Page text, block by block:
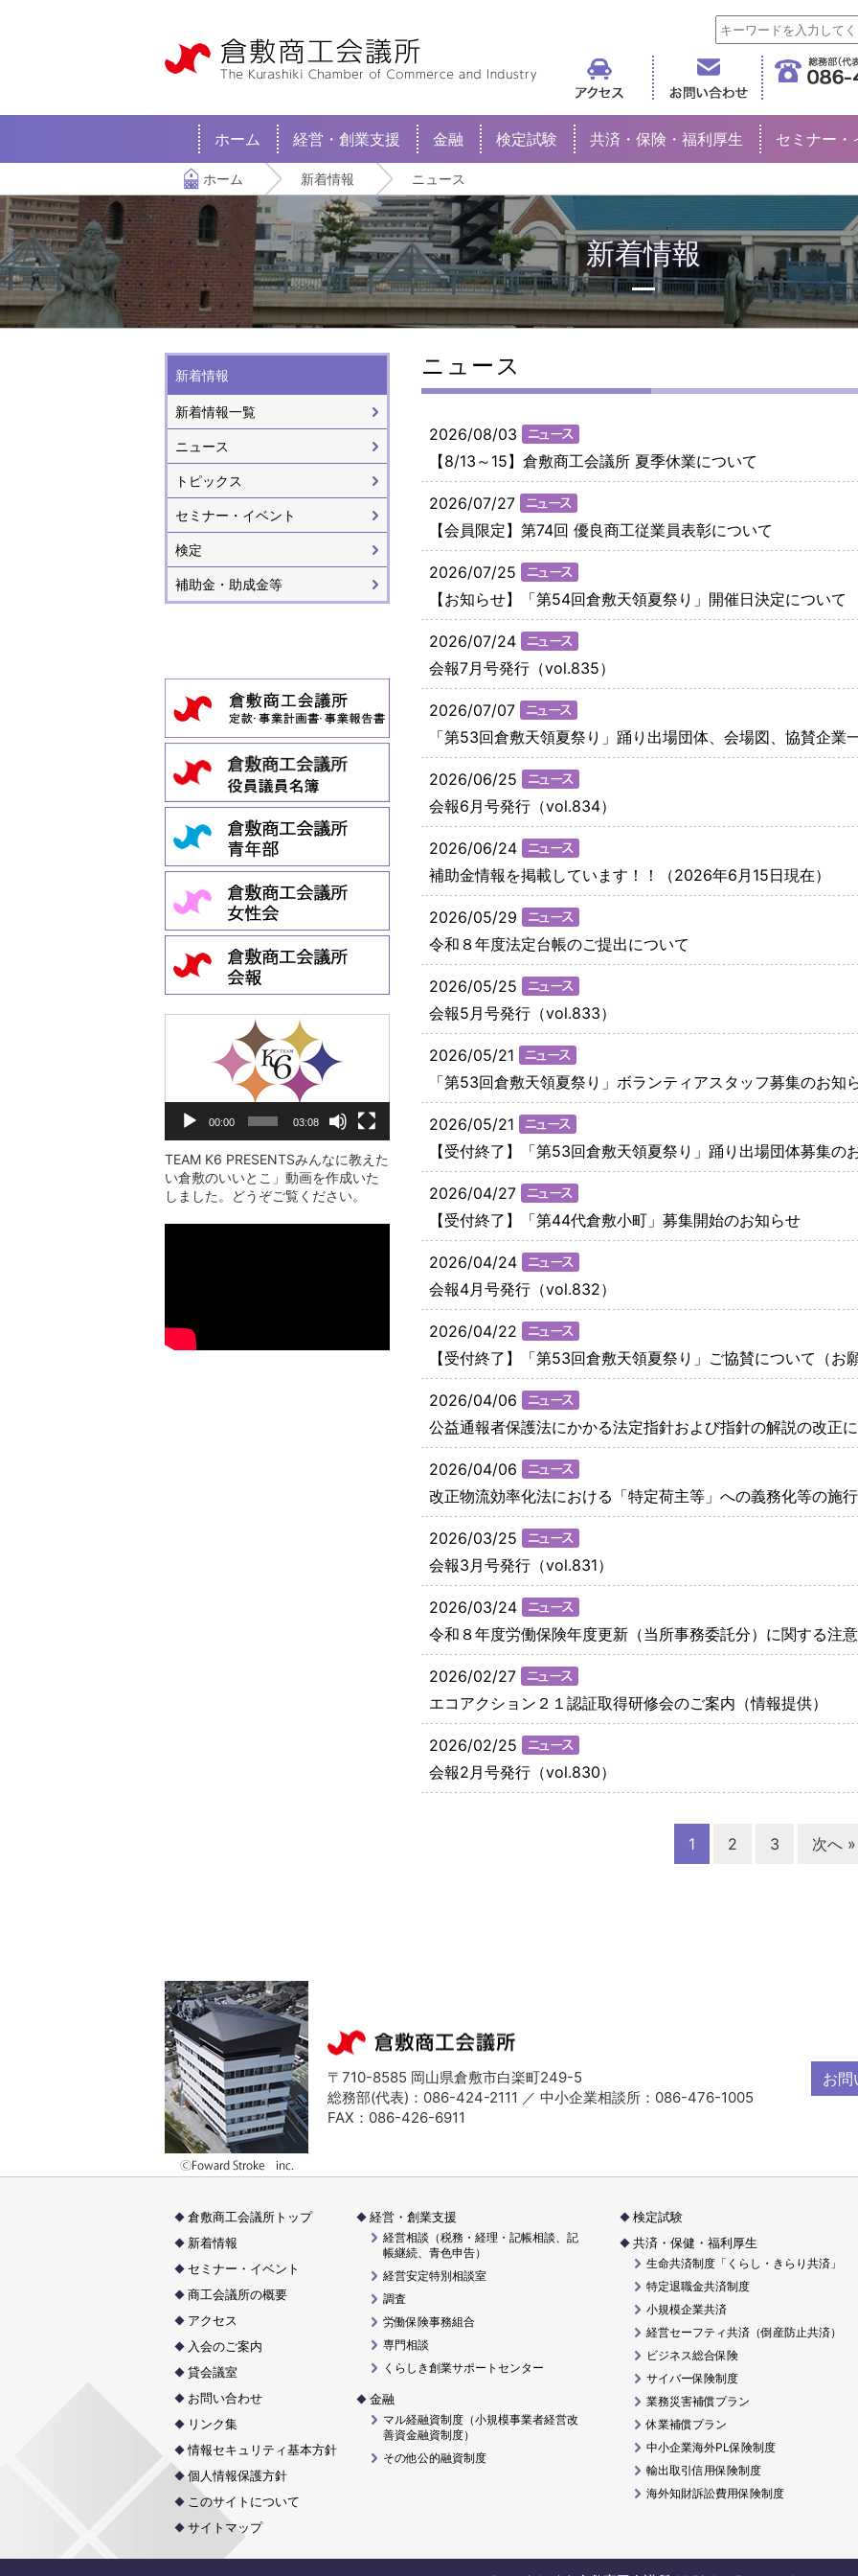
ホーム 経営・創業支援 金融 検定試験 共済・保険・福利厚生 セミナー・
ホーム 新着情報 ニュース
新着情報
ニュース
2026/08/03
【8/13～15】倉敷商工会議所 夏季休業について
2026/07/27
【会員限定】第74回 優良商工従業員表彰について
2026/07/25
【お知らせ】「第54回倉敷天領夏祭り」開催日決定について
2026/07/24
会報7月号発行（vol.835）
2026/07/07
「第53回倉敷天領夏祭り」踊り出場団体、会場図、協賛企業
2026/06/25
会報6月号発行（vol.834）
2026/06/24
補助金情報を掲載しています！！（2026年6月15日現在）
2026/05/29
令和８年度法定台帳のご提出について
2026/05/25
会報5月号発行（vol.833）
2026/05/21
「第53回倉敷天領夏祭り」ボランティアスタッフ募集のお知
2026/05/21
【受付終了】「第53回倉敷天領夏祭り」踊り出場団体募集の
2026/04/27
【受付終了】「第44代倉敷小町」募集開始のお知らせ
2026/04/24
会報4月号発行（vol.832）
2026/04/22
【受付終了】「第53回倉敷天領夏祭り」ご協賛について（お願
2026/04/06
公益通報者保護法にかかる法定指針および指針の解説の改正に
2026/04/06
改正物流効率化法における「特定荷主等」への義務化等の施
2026/03/25
会報3月号発行（vol.831）
2026/03/24
令和８年度労働保険年度更新（当所事務委託分）に関する注
2026/02/27
エコアクション２１認証取得研修会のご案内（情報提供）
2026/02/25
会報2月号発行（vol.830）
1 2 3 次へ »
新着情報
新着情報一覧
ニュース
トピックス
セミナー・イベント
検定
補助金・助成金等
レ
ヤ
ー
00:00 03:08
TEAM K6 PRESENTSみんなに教えた
い倉敷のいいとこ」動画を作成いた
しました。どうぞご覧ください。
〒710-8585 岡山県倉敷市白楽町249-5
総務部(代表)：086-424-2111 ／ 中小企業相談所：086-476-1005
FAX：086-426-6911
お問
倉敷商工会議所トップ
新着情報
セミナー・イベント
商工会議所の概要
アクセス
入会のご案内
貸会議室
お問い合わせ
リンク集
情報セキュリティ基本方針
個人情報保護方針
このサイトについて
サイトマップ
経営・創業支援
経営相談（税務・経理・記帳相談、記
帳継続、青色申告）
経営安定特別相談室
調査
労働保険事務組合
専門相談
くらしき創業サポートセンター
金融
マル経融資制度（小規模事業者経営改
善資金融資制度）
その他公的融資制度
検定試験
共済・保健・福利厚生
生命共済制度「くらし・きらり共済」
特定退職金共済制度
小規模企業共済
経営セーフティ共済（倒産防止共済）
ビジネス総合保険
サイバー保険制度
業務災害補償プラン
休業補償プラン
中小企業海外PL保険制度
輸出取引信用保険制度
海外知財訴訟費用保険制度